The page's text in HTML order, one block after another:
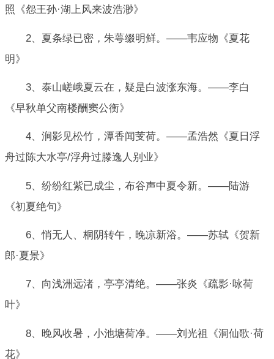
照《怨王孙·湖上风来波浩渺》
2、夏条绿已密，朱萼缀明鲜。——韦应物《夏花
明》
3、泰山嵯峨夏云在，疑是白波涨东海。——李白
《早秋单父南楼酬窦公衡》
4、涧影见松竹，潭香闻芰荷。——孟浩然《夏日浮
舟过陈大水亭/浮舟过滕逸人别业》
5、纷纷红紫已成尘，布谷声中夏令新。——陆游
《初夏绝句》
6、悄无人、桐阴转午，晚凉新浴。——苏轼《贺新
郎·夏景》
7、向浅洲远渚，亭亭清绝。——张炎《疏影·咏荷
叶》
8、晚风收暑，小池塘荷净。——刘光祖《洞仙歌·荷
花》